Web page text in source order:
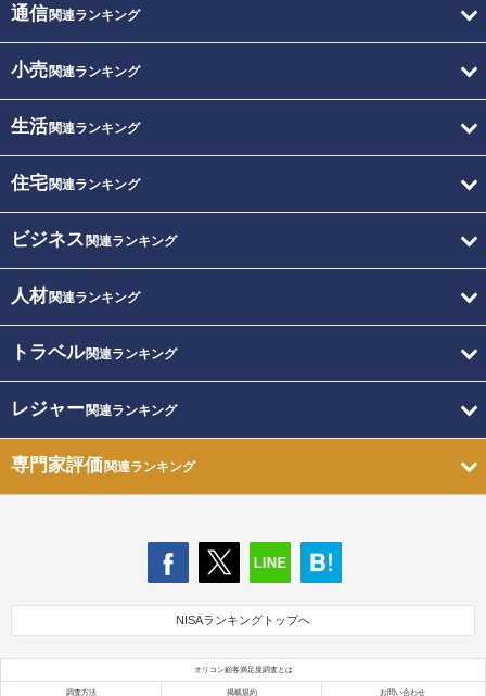
通信関連ランキング
小売関連ランキング
生活関連ランキング
住宅関連ランキング
ビジネス 関連ランキング
人材関連ランキング
トラベル関連ランキング
レジャー関連ランキング
専門家評価関連ランキング
NISAランキングトップへ
オリコン顧客満足度調査とは
調査方法 掲載規約 お問い合わせ